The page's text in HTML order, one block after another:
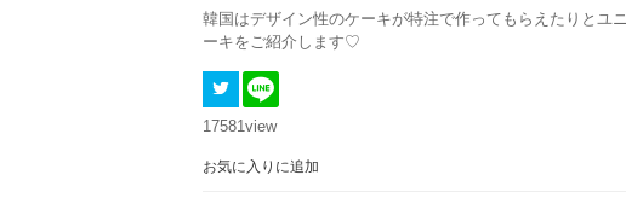
韓国はデザイン性のケーキが特注で作ってもらえたりと
ーキをご紹介します♡
17581view
お気に入りに追加